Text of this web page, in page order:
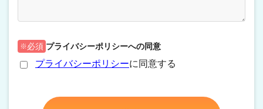
必須 プライバシーポリシーへの同意
プライバシーポリシーに同意する